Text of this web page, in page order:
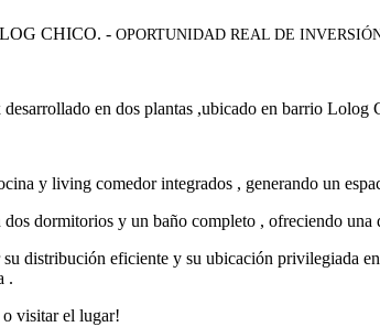
CHICO. - OPORTUNIDAD REAL DE
en dos plantas ,ubicado en barrio Lolog
y living comedor integrados , generando un
dormitorios y un baño completo , ofreciendo
su distribución eficiente y su ubicación privilegiada
.
o visitar el lugar!